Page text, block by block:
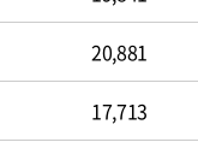
20,881
17,713